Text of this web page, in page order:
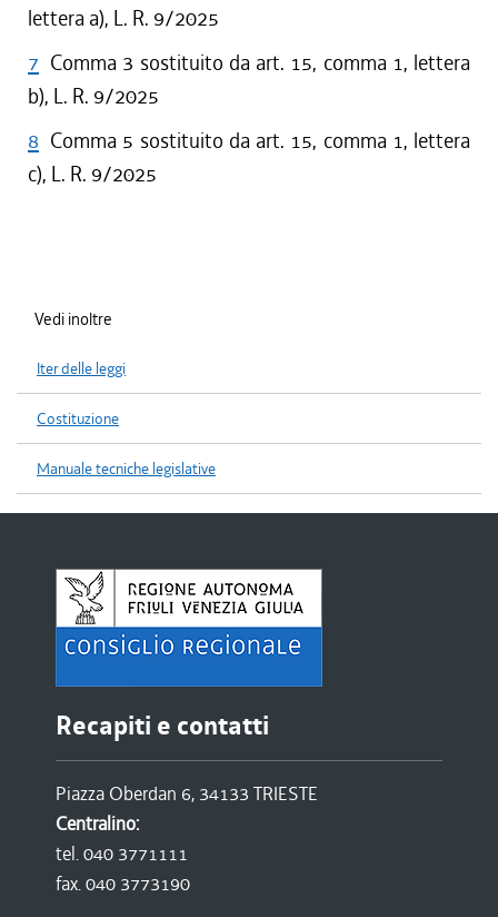
lettera a), L. R. 9/2025
7 Comma 3 sostituito da art. 15, comma 1, lettera
b), L. R. 9/2025
8 Comma 5 sostituito da art. 15, comma 1, lettera
c), L. R. 9/2025
Vedi inoltre
Iter delle leggi
Costituzione
Manuale tecniche legislative
Recapiti e contatti
Piazza Oberdan 6, 34133 TRIESTE
Centralino:
tel. 040 3771111
fax. 040 3773190